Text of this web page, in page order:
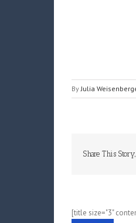
By Julia
Share This
[title size="3"